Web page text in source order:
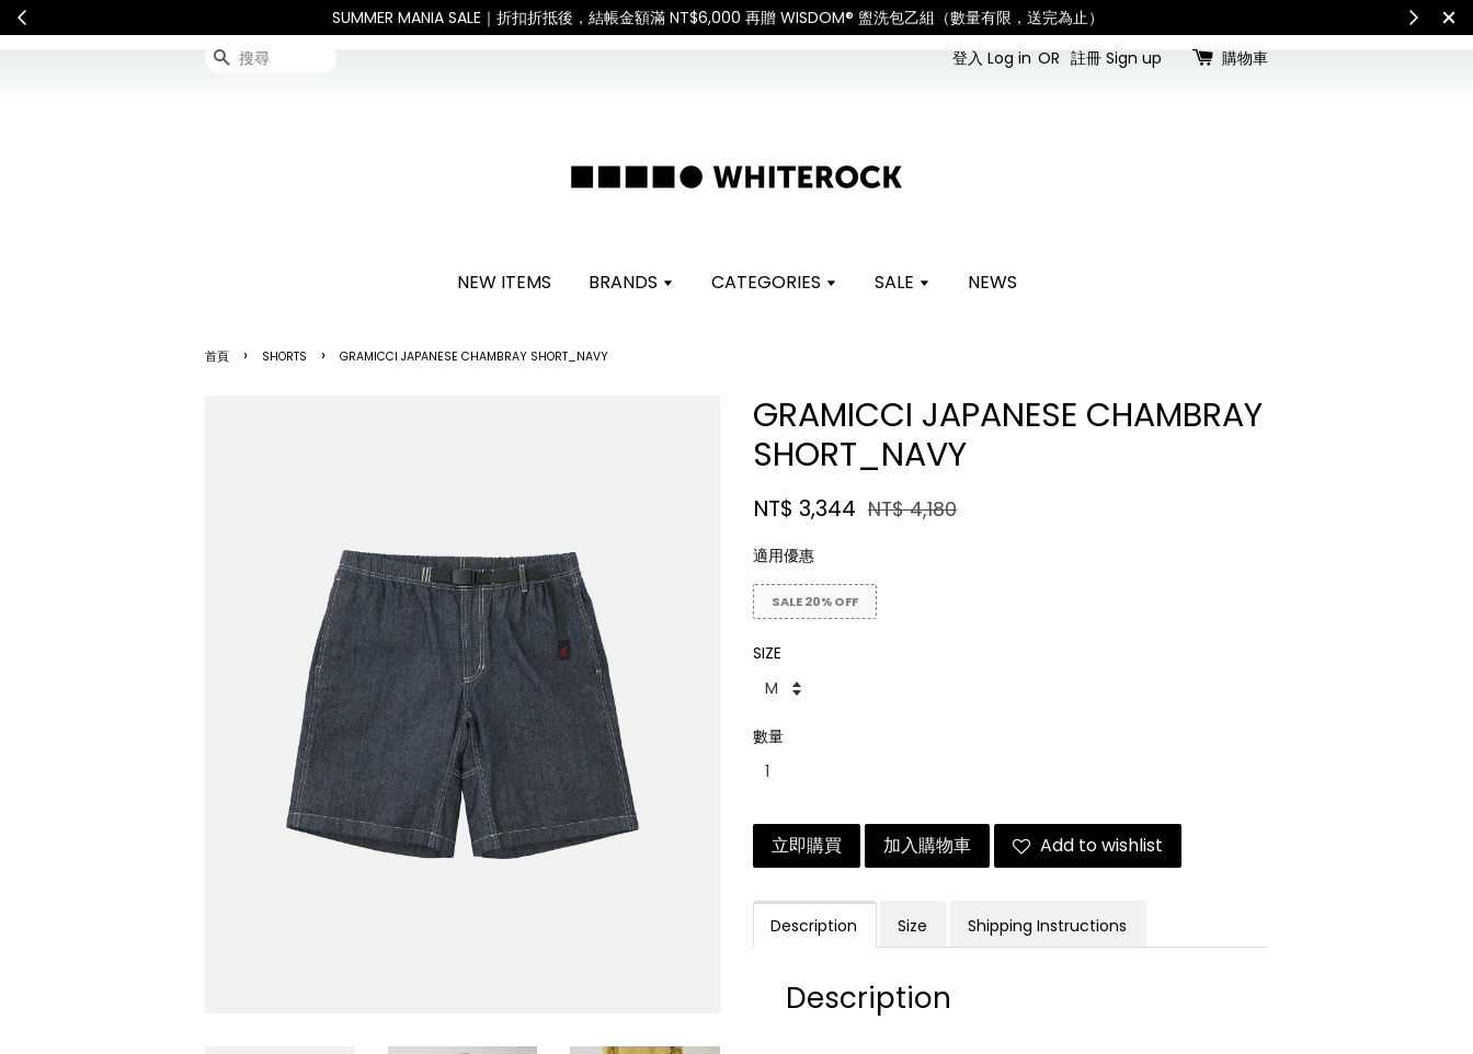
responsible for all customs duties and taxes.「國際配送：各國進口關稅與稅費須由收件人自行負擔。」 Check for shipping updates SUMMER
搜尋 登入 Log in OR 註冊 Sign up 購物車
NEW ITEMS BRANDS CATEGORIES SALE NEWS
首頁 › SHORTS › GRAMICCI JAPANESE CHAMBRAY SHORT_NAVY
GRAMICCI JAPANESE CHAMBRAY
SHORT_NAVY
NT$ 3,344 NT$ 4,180
適用優惠
SALE 20% OFF
SIZE
數量
立即購買 加入購物車 Add to wishlist
Description Size Shipping Instructions
Description